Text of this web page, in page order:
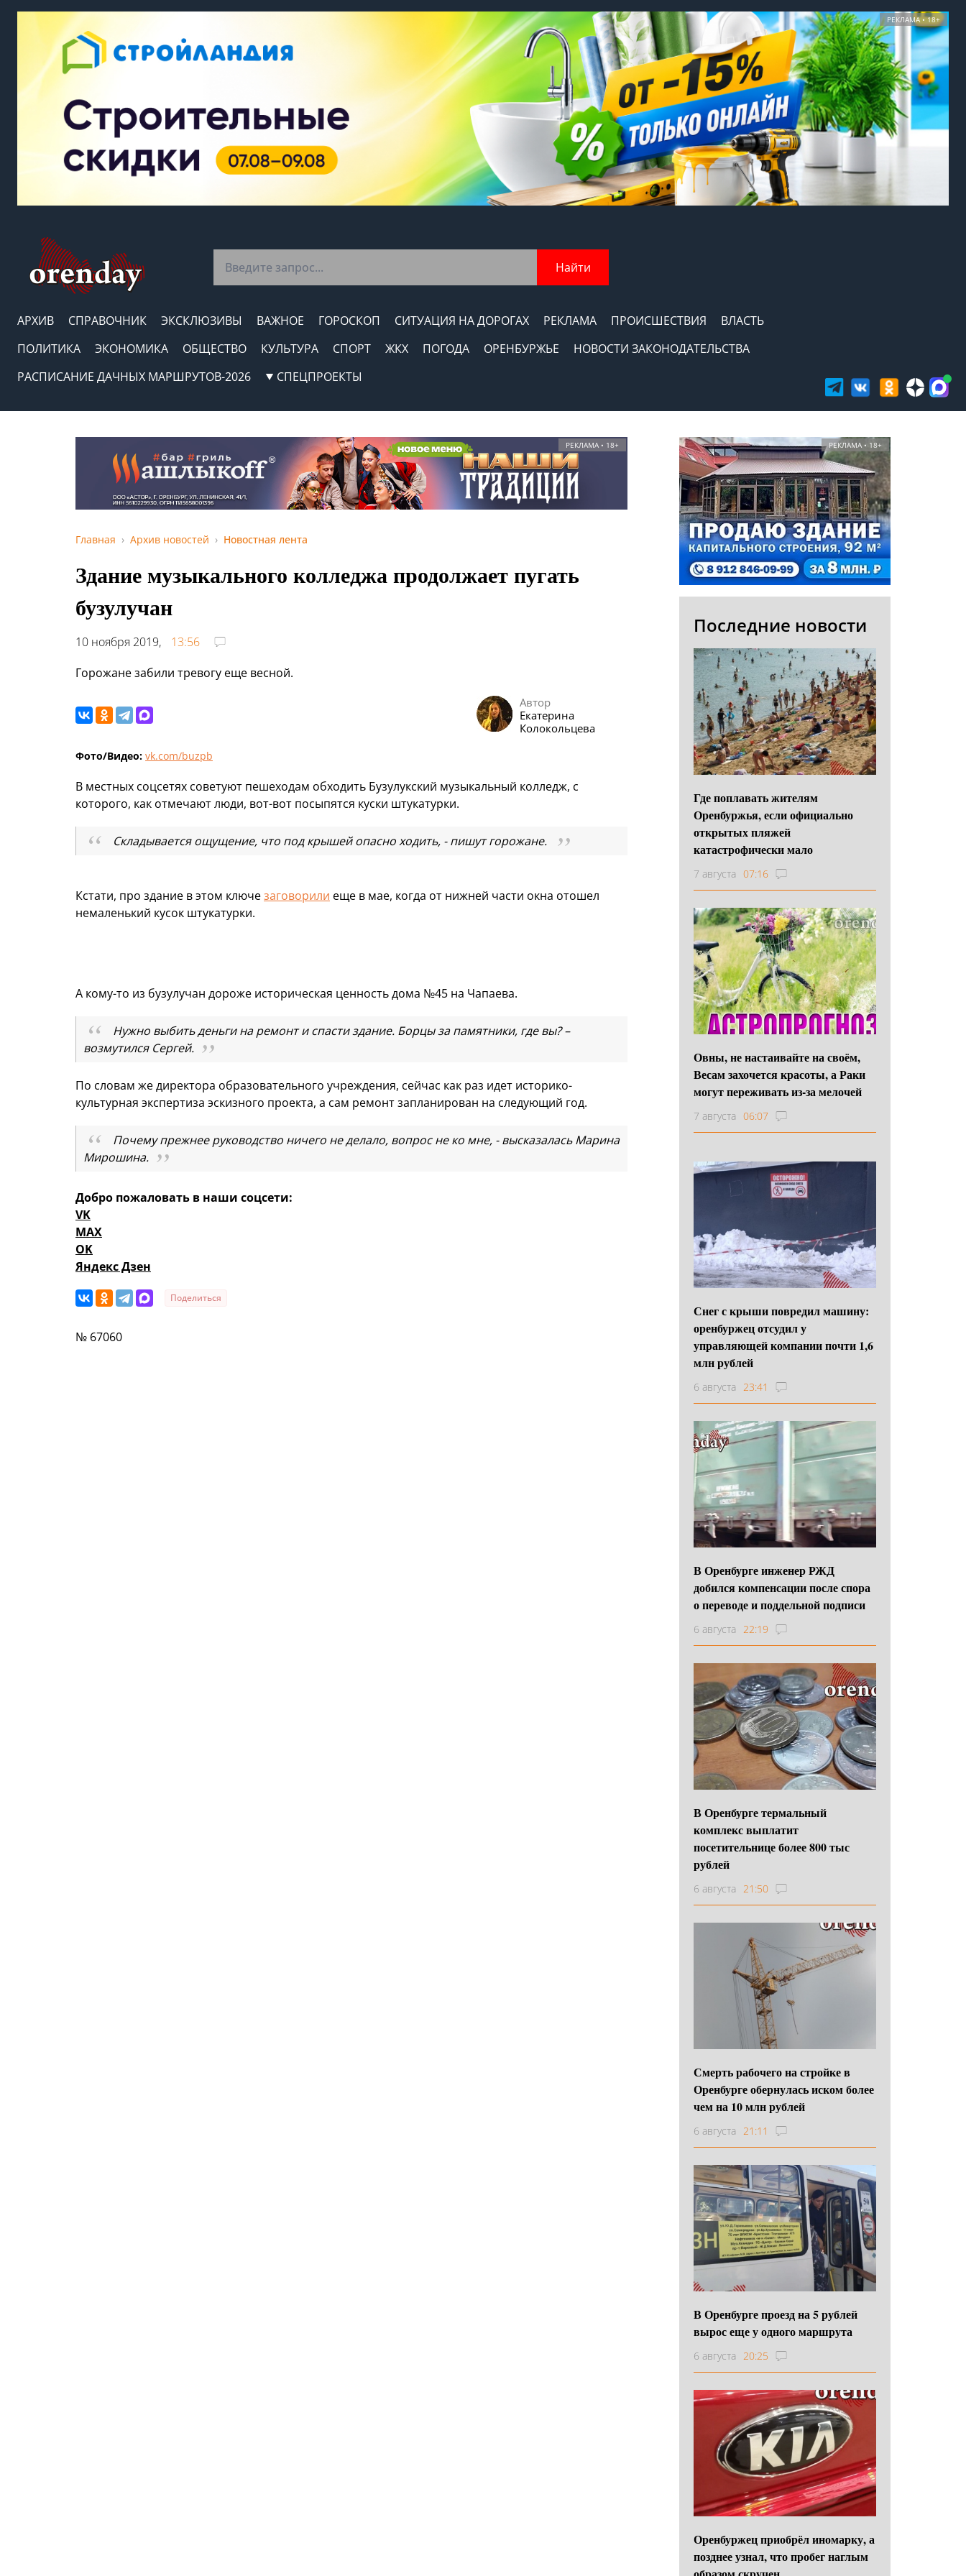
РЕКЛАМА • 18+
Найти
АРХИВ СПРАВОЧНИК ЭКСКЛЮЗИВЫ ВАЖНОЕ ГОРОСКОП СИТУАЦИЯ НА ДОРОГАХ РЕКЛАМА ПРОИСШЕСТВИЯ
ВЛАСТЬ
ПОЛИТИКА
ЭКОНОМИКА ОБЩЕСТВО КУЛЬТУРА СПОРТ ЖКХ ПОГОДА ОРЕНБУРЖЬЕ
НОВОСТИ ЗАКОНОДАТЕЛЬСТВА
РАСПИСАНИЕ ДАЧНЫХ МАРШРУТОВ-2026
СПЕЦПРОЕКТЫ
РЕКЛАМА • 18+
Главная Архив новостей Новостная лента
Здание музыкального колледжа продолжает пугать
бузулучан
10 ноября 2019,
13:56
Горожане забили тревогу еще весной.
Автор
Екатерина
Колокольцева
Фото/Видео: vk.com/buzpb
В местных соцсетях советуют пешеходам обходить Бузулукский музыкальный колледж, с
которого, как отмечают люди, вот-вот посыпятся куски штукатурки.
Складывается ощущение, что под крышей опасно ходить, - пишут горожане.
Кстати, про здание в этом ключезаговорили еще в мае, когда от нижней части окна отошел
немаленький кусок штукатурки.
А кому-то из бузулучан дороже историческая ценность дома №45 на Чапаева.
Нужно выбить деньги на ремонт и спасти здание. Борцы за памятники, где вы? –
возмутился Сергей.
По словам же директора образовательного учреждения, сейчас как раз идет историко-
культурная экспертиза эскизного проекта, а сам ремонт запланирован на следующий год.
Почему прежнее руководство ничего не делало, вопрос не ко мне, - высказалась Марина
Мирошина.
Добро пожаловать в наши соцсети:
VK
MAX
OK
Яндекс Дзен
Поделиться
№ 67060
РЕКЛАМА • 18+
Последние новости
Где поплавать жителям
Оренбуржья, если официально
открытых пляжей
катастрофически мало
7 августа 07:16
Овны, не настаивайте на своём,
Весам захочется красоты, а Раки
могут переживать из-за мелочей
7 августа 06:07
Снег с крыши повредил машину:
оренбуржец отсудил у
управляющей компании почти 1,6
млн рублей
6 августа 23:41
В Оренбурге инженер РЖД
добился компенсации после спора
о переводе и поддельной подписи
6 августа 22:19
В Оренбурге термальный
комплекс выплатит
посетительнице более 800 тыс
рублей
6 августа 21:50
Смерть рабочего на стройке в
Оренбурге обернулась иском более
чем на 10 млн рублей
6 августа 21:11
В Оренбурге проезд на 5 рублей
вырос еще у одного маршрута
6 августа 20:25
Оренбуржец приобрёл иномарку, а
позднее узнал, что пробег наглым